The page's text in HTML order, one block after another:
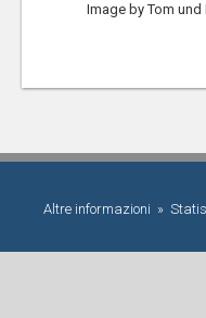
Image by Tom
Altre informazioni »